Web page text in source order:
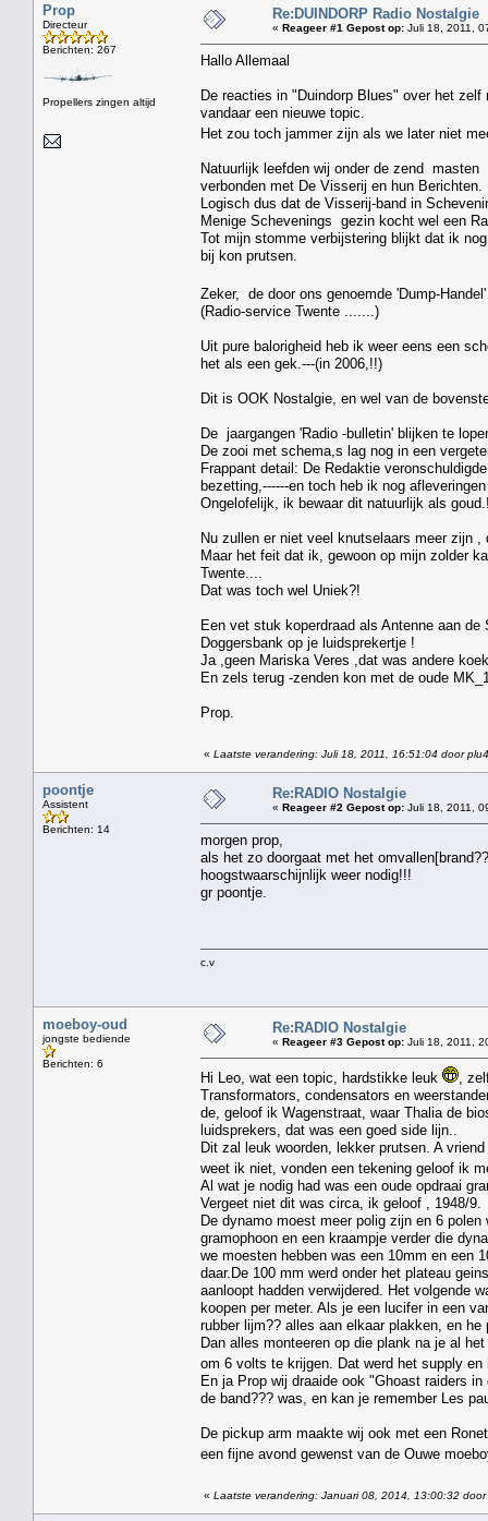
Prop
Directeur
Berichten: 267
Propellers zingen altijd
Re:DUINDORP Radio Nostalgie
« Reageer #1 Gepost op: Juli 18, 2011,
Hallo Allemaal
De reacties in "Duindorp Blues" over het
vandaar een nieuwe topic.
Het zou toch jammer zijn als we later niet
Natuurlijk leefden wij onder de zend masten
verbonden met De Visserij en hun Berichten.
Logisch dus dat de Visserij-band in
Menige Schevenings gezin kocht wel een
Tot mijn stomme verbijstering blijkt dat ik
bij kon prutsen.
Zeker, de door ons genoemde 'Dump-
(Radio-service Twente .......)
Uit pure balorigheid heb ik weer eens een
het als een gek.---(in 2006,!!)
Dit is OOK Nostalgie, en wel van de
De jaargangen 'Radio -bulletin' blijken te
De zooi met schema,s lag nog in een
Frappant detail: De Redaktie
bezetting,------en toch heb ik nog
Ongelofelijk, ik bewaar dit natuurlijk als
Nu zullen er niet veel knutselaars meer zijn
Maar het feit dat ik, gewoon op mijn zolder
Twente....
Dat was toch wel Uniek?!
Een vet stuk koperdraad als Antenne aan
Doggersbank op je luidsprekertje !
Ja ,geen Mariska Veres ,dat was andere
En zels terug -zenden kon met de oude
Prop.
« Laatste verandering: Juli 18, 2011, 16:51:04 door plu4
poontje
Assistent
Berichten: 14
Re:RADIO Nostalgie
« Reageer #2 Gepost op: Juli 18, 2011,
morgen prop,
als het zo doorgaat met het
hoogstwaarschijnlijk weer nodig!!!
gr poontje.
c.v
moeboy-oud
jongste bediende
Berichten: 6
Re:RADIO Nostalgie
« Reageer #3 Gepost op: Juli 18, 2011,
Hi Leo, wat een topic, hardstikke leuk
,
Transformators, condensators en
de, geloof ik Wagenstraat, waar Thalia de
luidsprekers, dat was een goed side lijn..
Dit zal leuk woorden, lekker prutsen. A
weet ik niet, vonden een tekening geloof ik
Al wat je nodig had was een oude opdraai
Vergeet niet dit was circa, ik geloof , 1948/9.
De dynamo moest meer polig zijn en 6
gramophoon en een kraampje verder die
we moesten hebben was een 10mm en een
daar.De 100 mm werd onder het plateau
aanloopt hadden verwijdered. Het volgende
koopen per meter. Als je een lucifer in een
rubber lijm?? alles aan elkaar plakken, en he
Dan alles monteeren op die plank na je al
om 6 volts te krijgen. Dat werd het supply
En ja Prop wij draaide ook "Ghoast raiders
de band??? was, en kan je remember Les
De pickup arm maakte wij ook met een
een fijne avond gewenst van de Ouwe
« Laatste verandering: Januari 08, 2014, 13:00:32 door